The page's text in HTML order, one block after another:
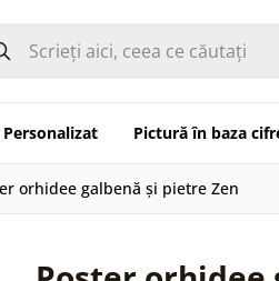
Personalizat Pictură în baza
orhidee galbenă și pietre Zen